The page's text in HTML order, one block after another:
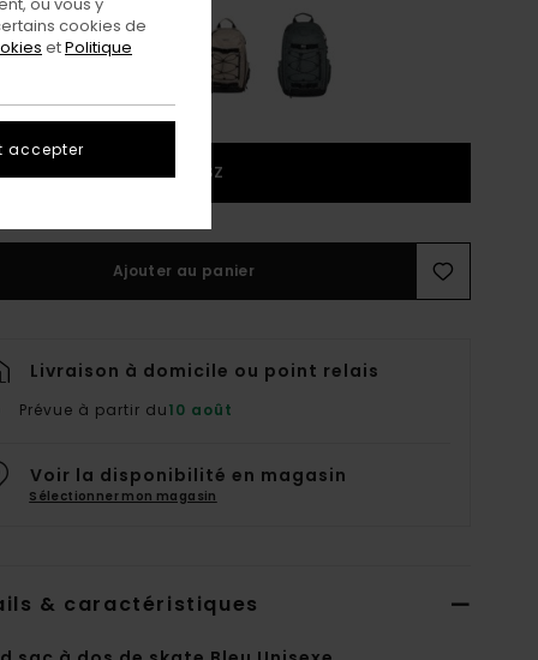
1SZ
Ajouter au panier
Livraison à domicile ou point relais
Prévue à partir du10 août
Voir la disponibilité en magasin
Sélectionner mon magasin
& caractéristiques
cookies de
etPolitique
accepter